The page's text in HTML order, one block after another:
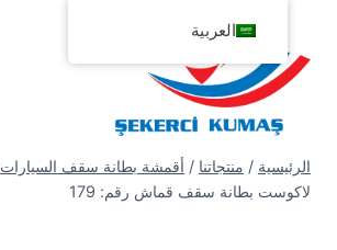
المحتوى
الرئيسية / منتجاتنا / أقمشة بطانة سقف السيارات
لاكوست بطانة سقف قماش رقم: 179
العربية